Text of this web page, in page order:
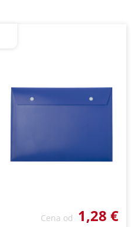
Cena od 1,28 €